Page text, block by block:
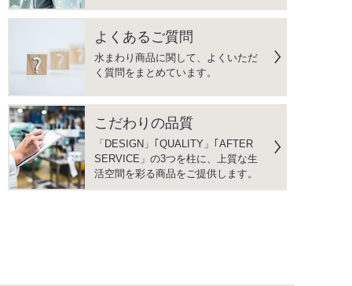
よくあるご質問
水まわり商品に関して、よくいただ
く質問をまとめています。
こだわりの品質
「DESIGN」｢QUALITY」｢AFTER
SERVICE」の3つを柱に、上質な生
活空間を彩る商品をご提供します。